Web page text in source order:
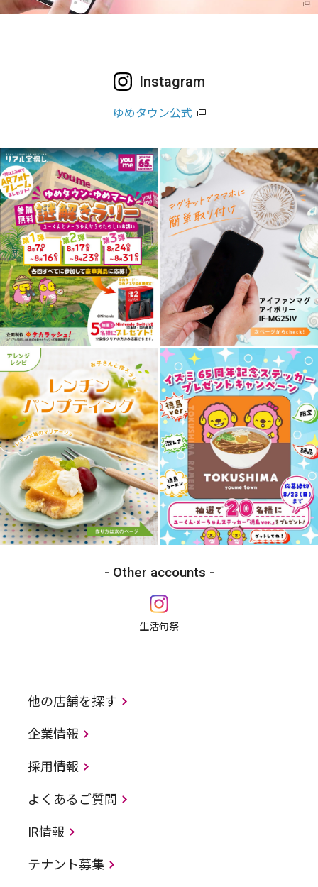
Instagram
ゆめタウン公式
Other accounts
生活旬祭
他の店舗を探す
企業情報
採用情報
よくあるご質問
IR情報
テナント募集